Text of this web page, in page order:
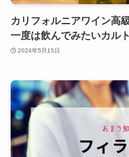
カリフォルニアワイン高
一度は飲んでみたいカル
2024年5月15日